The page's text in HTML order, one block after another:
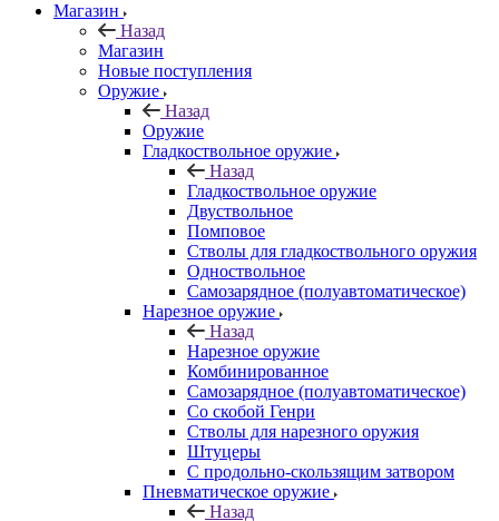
Магазин
Назад
Магазин
Новые поступления
Оружие
Назад
Оружие
Гладкоствольное оружие
Назад
Гладкоствольное оружие
Двуствольное
Помповое
Стволы для гладкоствольного оружия
Одноствольное
Самозарядное (полуавтоматическое)
Нарезное оружие
Назад
Нарезное оружие
Комбинированное
Самозарядное (полуавтоматическое)
Со скобой Генри
Стволы для нарезного оружия
Штуцеры
С продольно-скользящим затвором
Пневматическое оружие
Назад